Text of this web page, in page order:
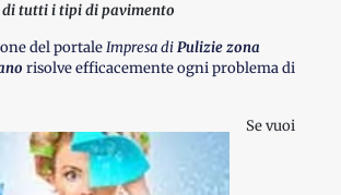
tutti i tipi di pavimento
del portaleImpresa diPulizie zona
risolve efficacemente ogni problema di
Se vuoi